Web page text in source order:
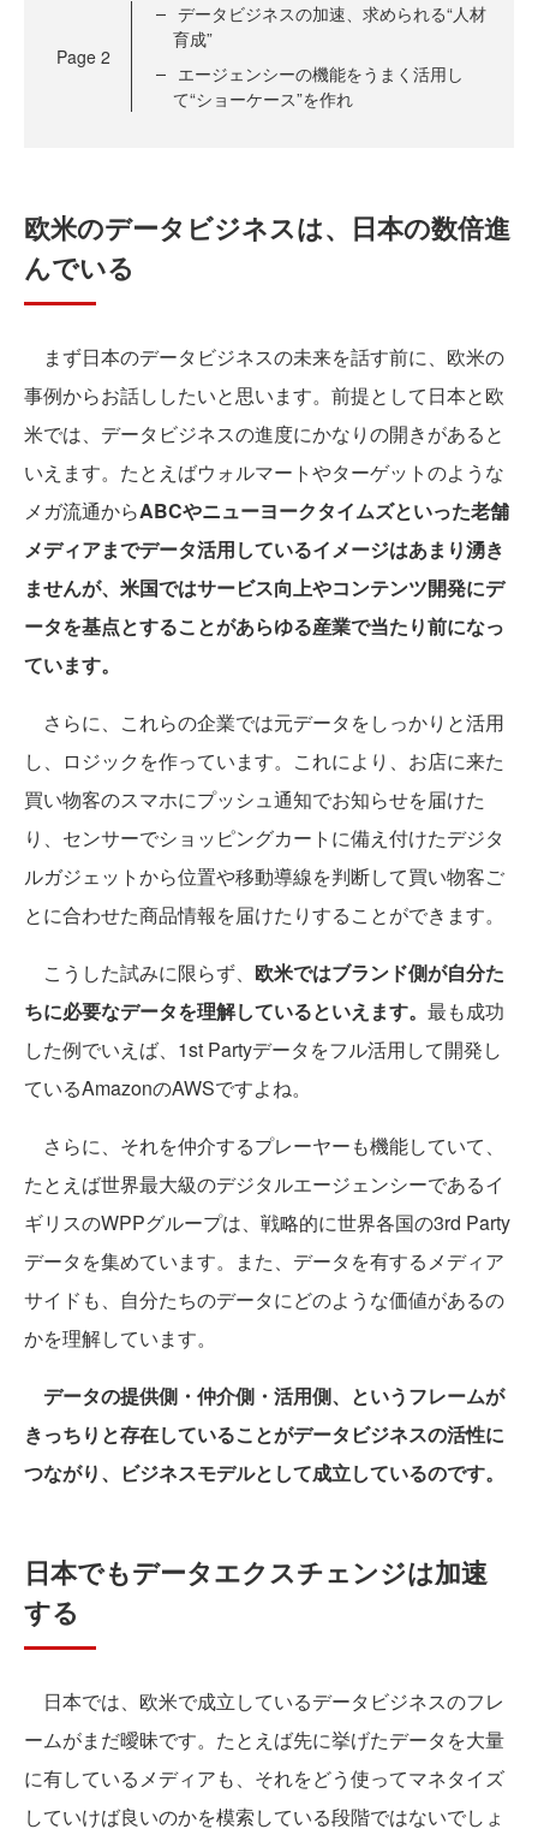
Page 2
データビジネスの加速、求められる“人材
育成”
エージェンシーの機能をうまく活用し
て“ショーケース”を作れ
欧米のデータビジネスは、日本の数倍進
んでいる
まず日本のデータビジネスの未来を話す前に、欧米の
事例からお話ししたいと思います。前提として日本と欧
米では、データビジネスの進度にかなりの開きがあると
いえます。たとえばウォルマートやターゲットのような
メガ流通からABCやニューヨークタイムズといった老舗
メディアまでデータ活用しているイメージはあまり湧き
ませんが、米国ではサービス向上やコンテンツ開発にデ
ータを基点とすることがあらゆる産業で当たり前になっ
ています。
さらに、これらの企業では元データをしっかりと活用
し、ロジックを作っています。これにより、お店に来た
買い物客のスマホにプッシュ通知でお知らせを届けた
り、センサーでショッピングカートに備え付けたデジタ
ルガジェットから位置や移動導線を判断して買い物客ご
とに合わせた商品情報を届けたりすることができます。
こうした試みに限らず、 欧米ではブランド側が自分た
ちに必要なデータを理解しているといえます。 最も成功
した例でいえば、1st Partyデータをフル活用して開発し
ているAmazonのAWSですよね。
さらに、それを仲介するプレーヤーも機能していて、
たとえば世界最大級のデジタルエージェンシーであるイ
ギリスのWPPグループは、戦略的に世界各国の3rd Party
データを集めています。また、データを有するメディア
サイドも、自分たちのデータにどのような価値があるの
かを理解しています。
データの提供側・仲介側・活用側、というフレームが
きっちりと存在していることがデータビジネスの活性に
つながり、ビジネスモデルとして成立しているのです。
日本でもデータエクスチェンジは加速
する
日本では、欧米で成立しているデータビジネスのフレ
ームがまだ曖昧です。たとえば先に挙げたデータを大量
に有しているメディアも、それをどう使ってマネタイズ
していけば良いのかを模索している段階ではないでしょ